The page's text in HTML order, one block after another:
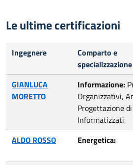
Le ultime certificazioni
Ingegnere
Comparto e
specializzazione
GIANLUCA
MORETTO
Informazione:
Organizzativi,
Progettazione
Informatizzati
ALDO ROSSO Energetica: